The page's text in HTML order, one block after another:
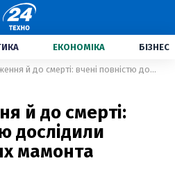
ЕКОНОМІКА БІЗНЕС
Від народження й до смерті: вчені повністю дослідили життєвий шлях мамонта
й до смерті:
дослідили
мамонта